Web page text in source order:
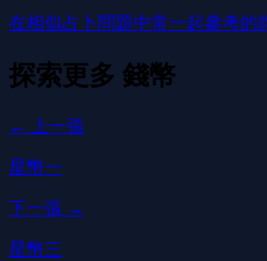
在相似占卜問題中常一起參考的
探索更多 錢幣
← 上一張
星幣一
下一張 →
星幣三